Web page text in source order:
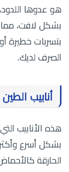
هو عدوها
بشكل لافت،
بتسربات خطيرة
الصرف لديك.
أنابيب الطين
هذه الأنابيب
بشكل أسرع وأكثر
الحارقة